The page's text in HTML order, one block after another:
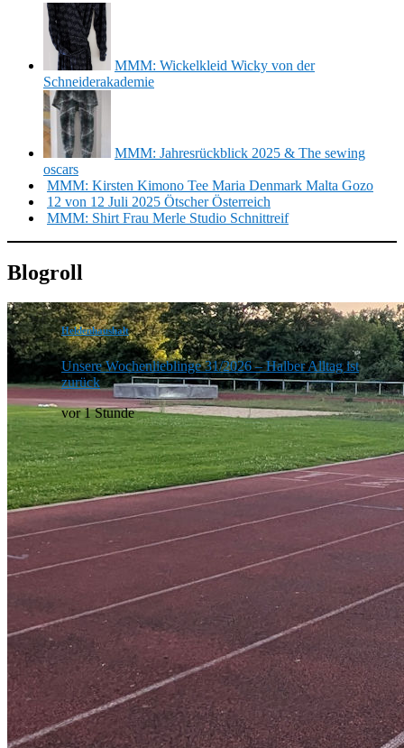
MMM: Wickelkleid Wicky von der
Schneiderakademie
MMM: Jahresrückblick 2025 & The sewing
oscars
MMM: Kirsten Kimono Tee Maria Denmark Malta Gozo
12 von 12 Juli 2025 Ötscher Österreich
MMM: Shirt Frau Merle Studio Schnittreif
Blogroll
Heldenhaushalt
Unsere Wochenlieblinge 31/2026 – Halber Alltag ist
zurück
vor 1 Stunde